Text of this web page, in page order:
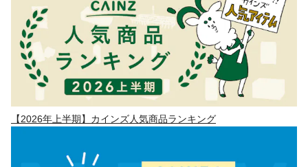
【2026年上半期】カインズ人気商品ランキング